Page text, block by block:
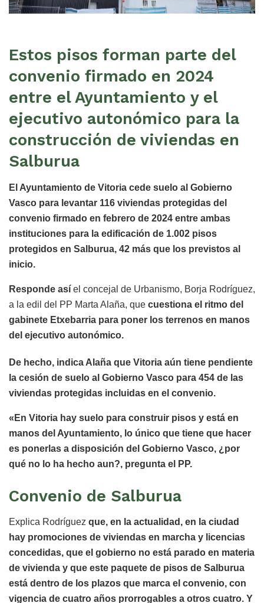
Estos pisos forman parte del
convenio firmado en 2024
entre el Ayuntamiento y el
ejecutivo autonómico para la
construcción de viviendas en
Salburua
El Ayuntamiento de Vitoria cede suelo al Gobierno
Vasco para levantar 116 viviendas protegidas del
convenio firmado en febrero de 2024 entre ambas
instituciones para la edificación de 1.002 pisos
protegidos en Salburua, 42 más que los previstos al
inicio.
Responde así el concejal de Urbanismo, Borja Rodríguez,
a la edil del PP Marta Alaña, que cuestiona el ritmo del
gabinete Etxebarria para poner los terrenos en manos
del ejecutivo autonómico.
De hecho, indica Alaña que Vitoria aún tiene pendiente
la cesión de suelo al Gobierno Vasco para 454 de las
viviendas protegidas incluidas en el convenio.
«En Vitoria hay suelo para construir pisos y está en
manos del Ayuntamiento, lo único que tiene que hacer
es ponerlas a disposición del Gobierno Vasco, ¿por
qué no lo ha hecho aun?, pregunta el PP.
Convenio de Salburua
Explica Rodríguez que, en la actualidad, en la ciudad
hay promociones de viviendas en marcha y licencias
concedidas, que el gobierno no está parado en materia
de vivienda y que este paquete de pisos de Salburua
está dentro de los plazos que marca el convenio, con
vigencia de cuatro años prorrogables a otros cuatro. Y